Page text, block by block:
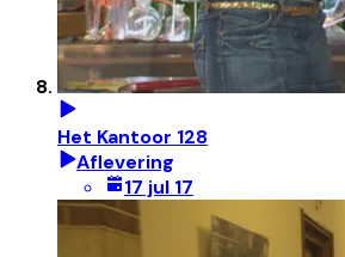
Het Kantoor 128
Aflevering
17 jul 17